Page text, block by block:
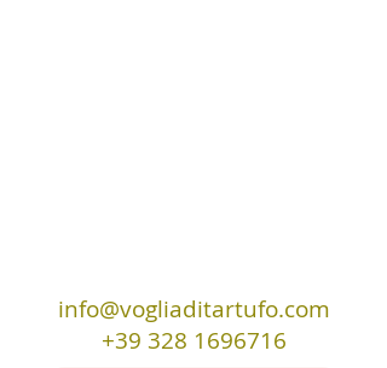
info@vogliaditartufo.com
+39 328 1696716